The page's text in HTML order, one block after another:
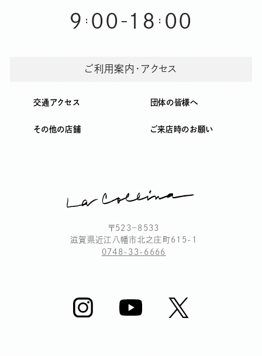
9 00 - 18 00
ご利用案内・アクセス
交通アクセス
その他の店舗
団体の皆様へ
ご来店時のお願い
〒523－8533
滋賀県近江八幡市北之庄町615-1
0748-33-6666